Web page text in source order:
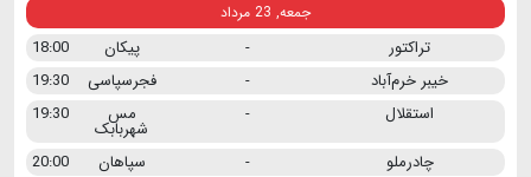
جمعه, 23 مرداد
تراکتور - پیکان
18:00
خیبر خرم‌آباد
- فجرسپاسی
19:30
استقلال
- مس
شهربابک
19:30
چادرملو
- سپاهان
20:00